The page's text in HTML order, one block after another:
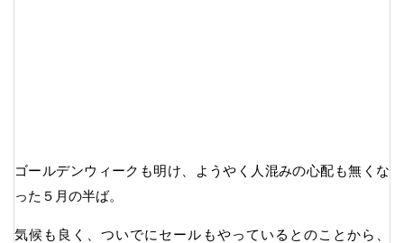
ゴールデンウィークも明け、ようやく人混みの心配も無くな
った５月の半ば。
気候も良く、ついでにセールもやっているとのことから、